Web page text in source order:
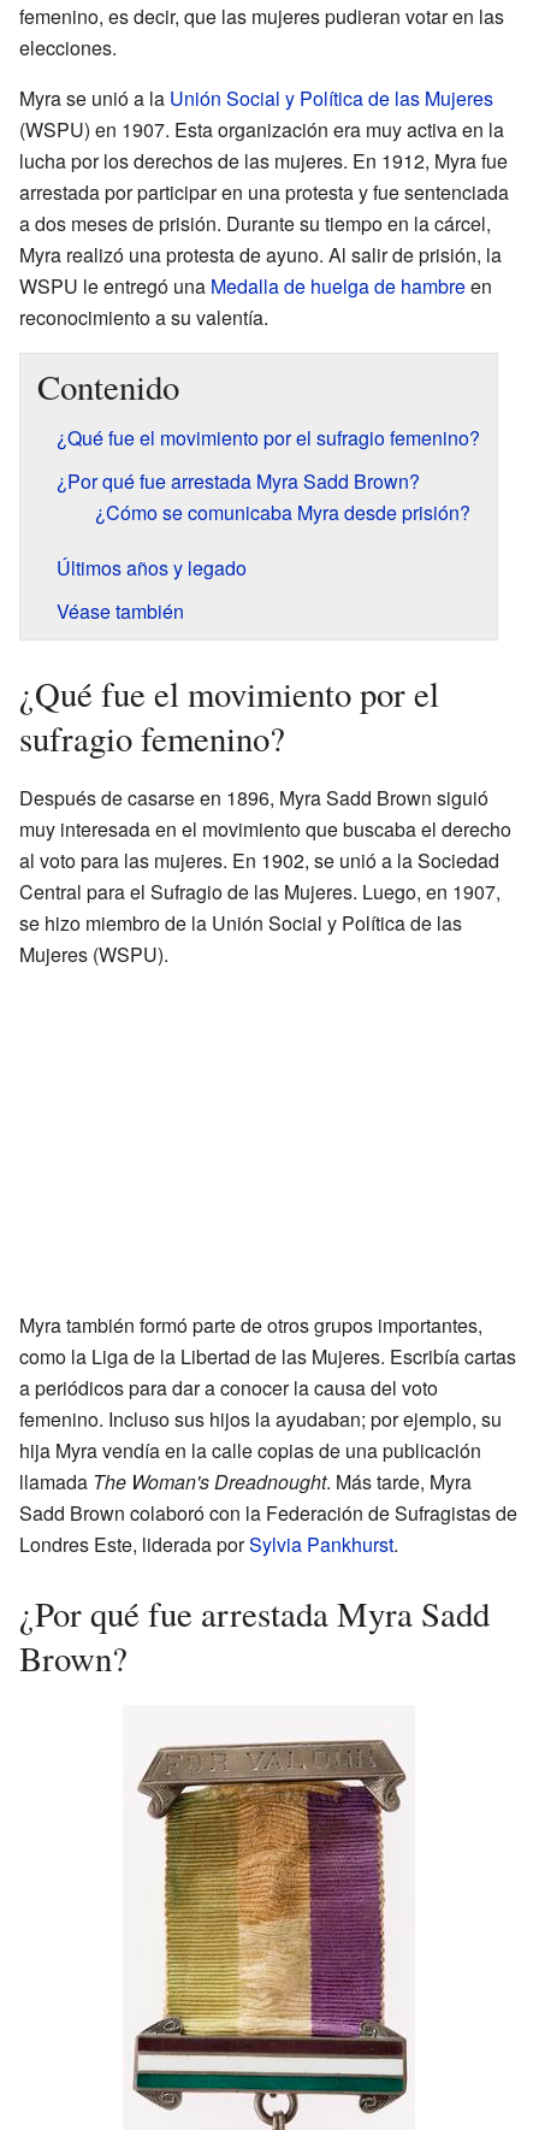
femenino, es decir, que las mujeres pudieran votar en las
elecciones.
Myra se unió a la Unión Social y Política de las Mujeres
(WSPU) en 1907. Esta organización era muy activa en la
lucha por los derechos de las mujeres. En 1912, Myra fue
arrestada por participar en una protesta y fue sentenciada
a dos meses de prisión. Durante su tiempo en la cárcel,
Myra realizó una protesta de ayuno. Al salir de prisión, la
WSPU le entregó una Medalla de huelga de hambreen
reconocimiento a su valentía.
Contenido
¿Qué fue el movimiento por el sufragio femenino?
¿Por qué fue arrestada Myra Sadd Brown?
¿Cómo se comunicaba Myra desde prisión?
Últimos años y legado
Véase también
¿Qué fue el movimiento por el
sufragio femenino?
Después de casarse en 1896, Myra Sadd Brown siguió
muy interesada en el movimiento que buscaba el derecho
al voto para las mujeres. En 1902, se unió a la Sociedad
Central para el Sufragio de las Mujeres. Luego, en 1907,
se hizo miembro de la Unión Social y Política de las
Mujeres (WSPU).
Myra también formó parte de otros grupos importantes,
como la Liga de la Libertad de las Mujeres. Escribía cartas
a periódicos para dar a conocer la causa del voto
femenino. Incluso sus hijos la ayudaban; por ejemplo, su
hija Myra vendía en la calle copias de una publicación
llamada The Woman's Dreadnought. Más tarde, Myra
Sadd Brown colaboró con la Federación de Sufragistas de
Londres Este, liderada porSylvia Pankhurst.
¿Por qué fue arrestada Myra Sadd
Brown?